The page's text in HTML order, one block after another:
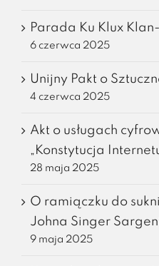
Parada Ku Klux
6 czerwca 2025
Unijny Pakt o
4 czerwca 2025
Akt o usługach
„Konstytucja
28 maja 2025
O ramiączku do
Johna Singer
9 maja 2025